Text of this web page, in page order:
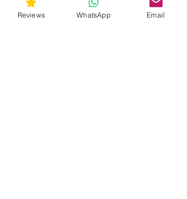
More reviews
Reviews WhatsApp Email